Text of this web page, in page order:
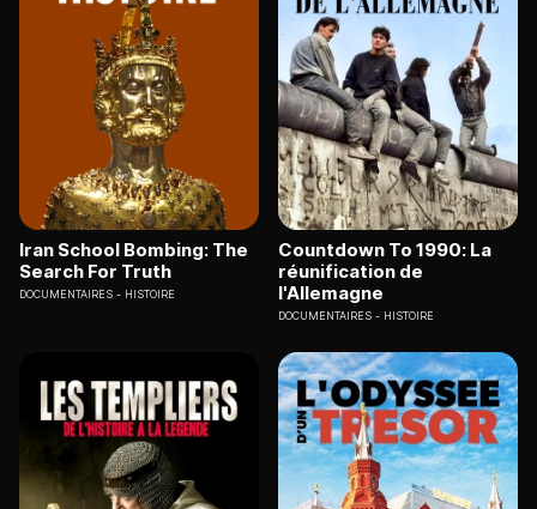
Iran School Bombing: The
Search For Truth
DOCUMENTAIRES HISTOIRE
Countdown To 1990: La
réunification de
l'Allemagne
DOCUMENTAIRES HISTOIRE